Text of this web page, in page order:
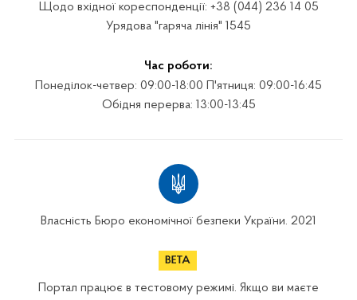
Щодо вхідної кореспонденції: +38 (044) 236 14 05
Урядова "гаряча лінія" 1545
Час роботи:
Понеділок-четвер: 09:00-18:00 П'ятниця: 09:00-16:45
Обідня перерва: 13:00-13:45
Власність Бюро економічної безпеки України. 2021
Портал працює в тестовому режимі. Якщо ви маєте